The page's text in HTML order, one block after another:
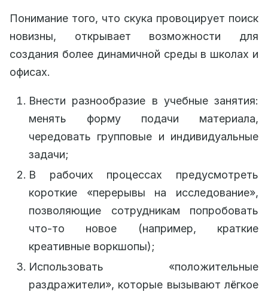
Понимание того, что скука провоцирует поиск
новизны, открывает возможности для
создания более динамичной среды в школах и
офисах.
Внести разнообразие в учебные занятия:
менять форму подачи материала,
чередовать групповые и индивидуальные
задачи;
В рабочих процессах предусмотреть
короткие «перерывы на исследование»,
позволяющие сотрудникам попробовать
что‑то новое (например, краткие
креативные воркшопы);
Использовать «положительные
раздражители», которые вызывают лёгкое